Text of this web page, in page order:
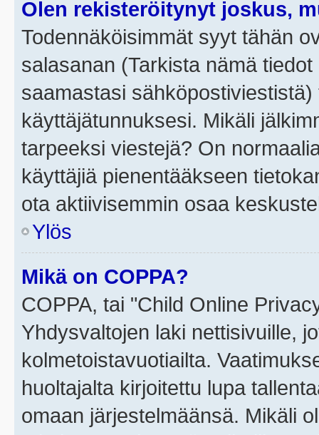
Olen rekisteröitynyt joskus,
Todennäköisimmät syyt tähän
salasanan (Tarkista nämä
saamastasi
käyttäjätunnuksesi. Mikäli
tarpeeksi viestejä? On
käyttäjiä pienentääkseen
ota aktiivisemmin osaa
Ylös
Mikä on COPPA?
COPPA, tai "Child Online
Yhdysvaltojen laki nettisivuille,
kolmetoistavuotiailta.
huoltajalta kirjoitettu lupa
omaan järjestelmäänsä. Mikäli